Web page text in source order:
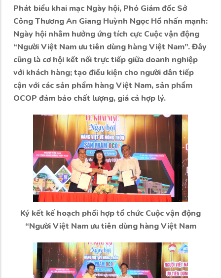
Phát biểu khai mạc Ngày hội, Phó Giám đốc Sở
Công Thương An Giang Huỳnh Ngọc Hồ nhấn mạnh:
Ngày hội nhằm hưởng ứng tích cực Cuộc vận động
“Người Việt Nam ưu tiên dùng hàng Việt Nam”. Đây
cũng là cơ hội kết nối trực tiếp giữa doanh nghiệp
với khách hàng; tạo điều kiện cho người dân tiếp
cận với các sản phẩm hàng Việt Nam, sản phẩm
OCOP đảm bảo chất lượng, giá cả hợp lý.
Ký kết kế hoạch phối hợp tổ chức Cuộc vận động
“Người Việt Nam ưu tiên dùng hàng Việt Nam